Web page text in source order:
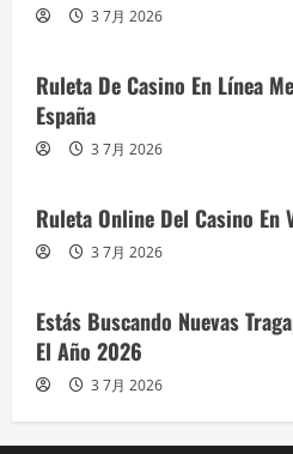
3 7月 2026
Ruleta De Casino En Línea
España
3 7月 2026
Ruleta Online Del Casino En
3 7月 2026
Estás Buscando Nuevas
El Año 2026
3 7月 2026